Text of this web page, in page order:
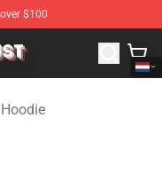
$100
Trust Merchandise Store